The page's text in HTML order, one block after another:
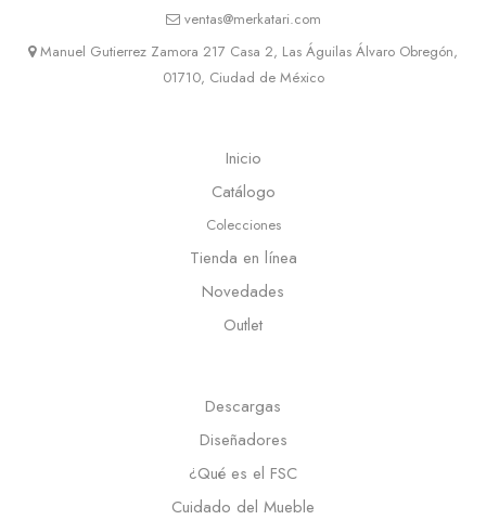
ventas@merkatari.com
Manuel Gutierrez Zamora 217 Casa 2, Las Águilas Álvaro Obregón,
01710, Ciudad de México
Inicio
Catálogo
Colecciones
Tienda en línea
Novedades
Outlet
Descargas
Diseñadores
¿Qué es el FSC
Cuidado del Mueble